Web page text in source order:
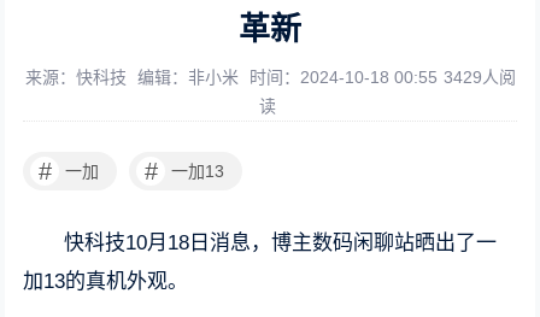
革新
来源：快科技 编辑：非小米 时间：2024-10-18 00:55 3429人阅
读
# 一加 # 一加13
快科技10月18日消息，博主数码闲聊站晒出了一
加13的真机外观。